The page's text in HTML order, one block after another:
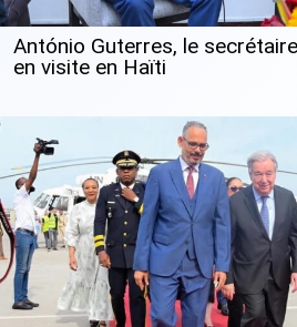
António Guterres, le secrétaire
en visite en Haïti